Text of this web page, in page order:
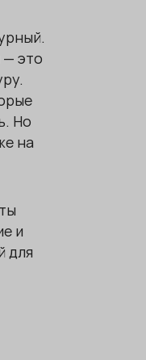
— это
Но
на
и
для